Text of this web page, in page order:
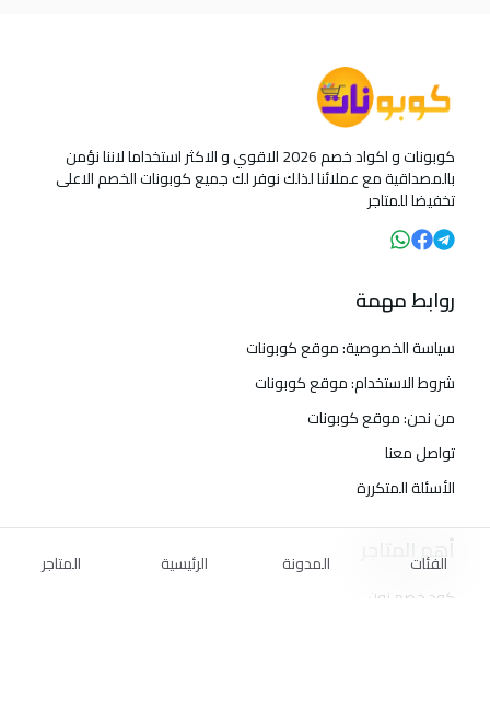
الفئات المدونة الرئيسية المتاجر
كوبونات و اكواد خصم 2026 الاقوي و الاكثر استخداما لاننا نؤمن
بالمصداقية مع عملائنا لذلك نوفر لك جميع كوبونات الخصم الاعلى
تخفيضا للمتاجر
روابط مهمة
سياسة الخصوصية: موقع كوبونات
شروط الاستخدام: موقع كوبونات
من نحن: موقع كوبونات
تواصل معنا
الأسئلة المتكررة
أهم المتاجر
كود خصم نون